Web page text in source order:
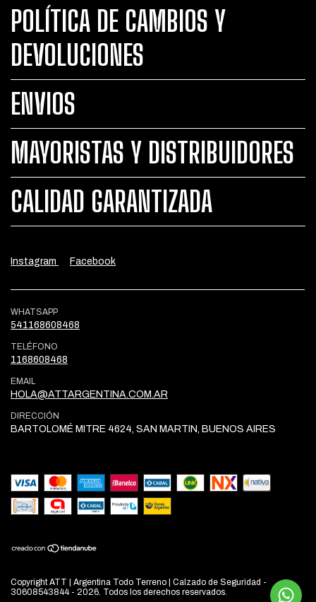
POLÍTICA DE CAMBIOS Y
DEVOLUCIONES
ENVIOS
MAYORISTAS Y DISTRIBUIDORES
CALIDAD GARANTIZADA
Instagram Facebook
WHATSAPP
541168608468
TELÉFONO
1168608468
EMAIL
HOLA@ATTARGENTINA.COM.AR
DIRECCIÓN
BARTOLOMÉ MITRE 4624, SAN MARTIN, BUENOS AIRES
Copyright ATT | Argentina Todo Terreno | Calzado de Seguridad -
30608543844 - 2026. Todos los derechos reservados.